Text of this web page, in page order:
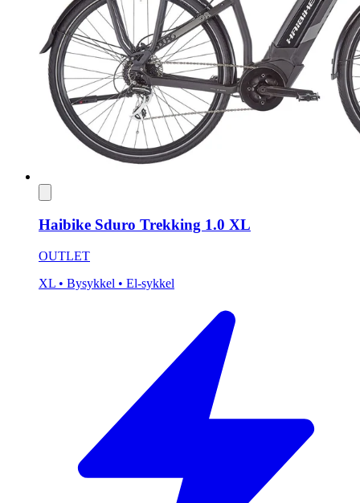
Haibike Sduro Trekking 1.0 XL
OUTLET
XL • Bysykkel • El-sykkel